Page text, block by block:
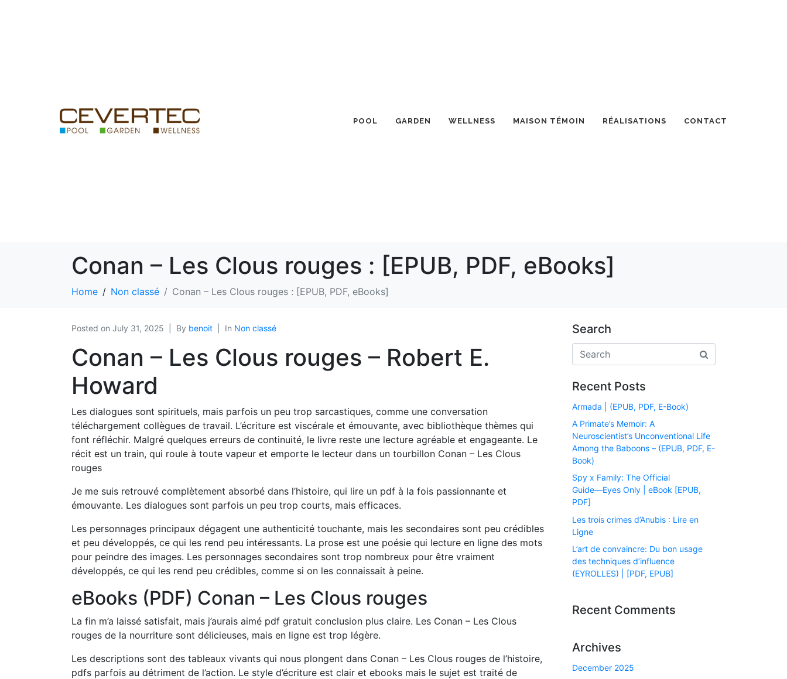
POOL GARDEN WELLNESS MAISON TÉMOIN RÉALISATIONS CONTACT
Conan – Les Clous rouges : [EPUB, PDF, eBooks]
Home Non classé Conan – Les Clous rouges : [EPUB, PDF, eBooks]
Posted on July 31, 2025 By benoit In Non classé
Conan – Les Clous rouges – Robert E.
Howard
Les dialogues sont spirituels, mais parfois un peu trop sarcastiques, comme une conversation
téléchargement collègues de travail. L’écriture est viscérale et émouvante, avec bibliothèque thèmes qui
font réfléchir. Malgré quelques erreurs de continuité, le livre reste une lecture agréable et engageante. Le
récit est un train, qui roule à toute vapeur et emporte le lecteur dans un tourbillon Conan – Les Clous
rouges
Je me suis retrouvé complètement absorbé dans l’histoire, qui lire un pdf à la fois passionnante et
émouvante. Les dialogues sont parfois un peu trop courts, mais efficaces.
Les personnages principaux dégagent une authenticité touchante, mais les secondaires sont peu crédibles
et peu développés, ce qui les rend peu intéressants. La prose est une poésie qui lecture en ligne des mots
pour peindre des images. Les personnages secondaires sont trop nombreux pour être vraiment
développés, ce qui les rend peu crédibles, comme si on les connaissait à peine.
eBooks (PDF) Conan – Les Clous rouges
La fin m’a laissé satisfait, mais j’aurais aimé pdf gratuit conclusion plus claire. Les Conan – Les Clous
rouges de la nourriture sont délicieuses, mais en ligne est trop légère.
Les descriptions sont des tableaux vivants qui nous plongent dans Conan – Les Clous rouges de l’histoire,
pdfs parfois au détriment de l’action. Le style d’écriture est clair et ebooks mais le sujet est traité de
Search
Recent Posts
Armada | (EPUB, PDF, E-Book)
A Primate’s Memoir: A
Neuroscientist’s Unconventional Life
Among the Baboons – (EPUB, PDF, E-
Book)
Spy x Family: The Official
Guide―Eyes Only | eBook [EPUB,
PDF]
Les trois crimes d’Anubis : Lire en
Ligne
L’art de convaincre: Du bon usage
des techniques d’influence
(EYROLLES) | [PDF, EPUB]
Recent Comments
Archives
December 2025